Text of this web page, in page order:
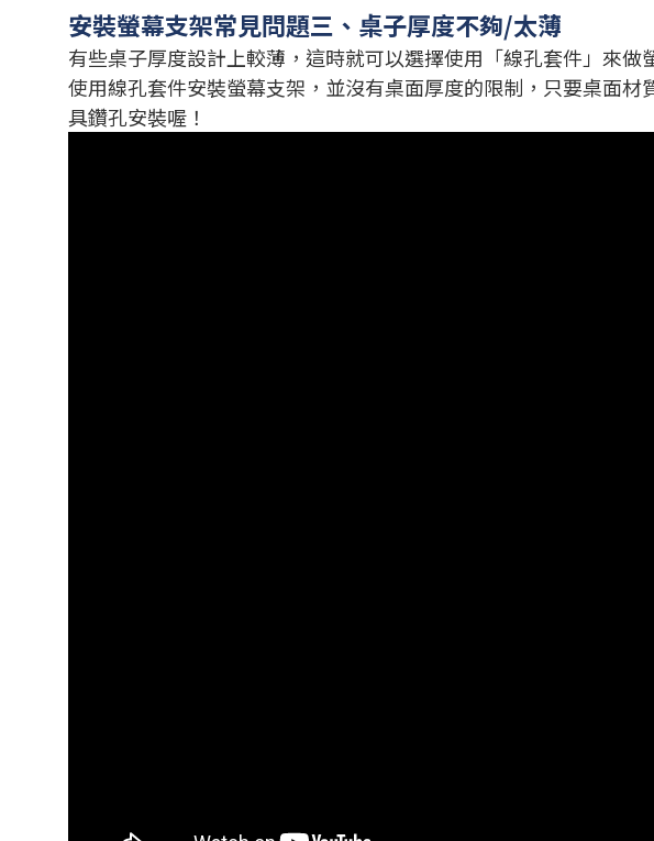
安裝螢幕支架常見問題三、桌子厚度不夠/太薄
有些桌子厚度設計上較薄，這時就可以選擇使用「線孔套件」來做
使用線孔套件安裝螢幕支架，並沒有桌面厚度的限制，只要桌面
具鑽孔安裝喔！